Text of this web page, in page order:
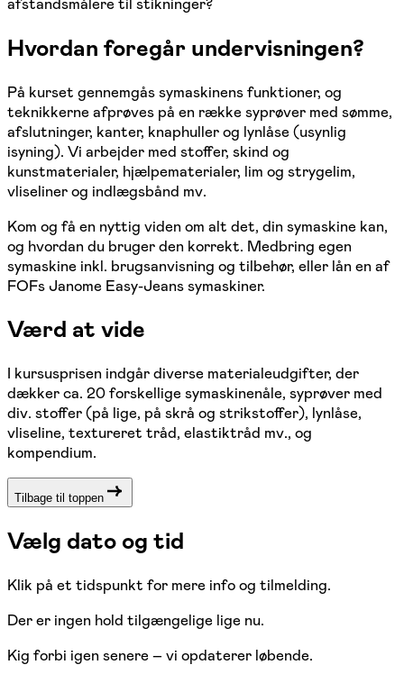
afstandsmålere til stikninger?
Hvordan foregår undervisningen?
På kurset gennemgås symaskinens funktioner, og
teknikkerne afprøves på en række syprøver med sømme,
afslutninger, kanter, knaphuller og lynlåse (usynlig
isyning). Vi arbejder med stoffer, skind og
kunstmaterialer, hjælpematerialer, lim og strygelim,
vliseliner og indlægsbånd mv.
Kom og få en nyttig viden om alt det, din symaskine kan,
og hvordan du bruger den korrekt. Medbring egen
symaskine inkl. brugsanvisning og tilbehør, eller lån en af
FOFs Janome Easy-Jeans symaskiner.
Værd at vide
I kursusprisen indgår diverse materialeudgifter, der
dækker ca. 20 forskellige symaskinenåle, syprøver med
div. stoffer (på lige, på skrå og strikstoffer), lynlåse,
vliseline, textureret tråd, elastiktråd mv., og
kompendium.
Tilbage til toppen
Vælg dato og tid
Klik på et tidspunkt for mere info og tilmelding.
Der er ingen hold tilgængelige lige nu.
Kig forbi igen senere – vi opdaterer løbende.